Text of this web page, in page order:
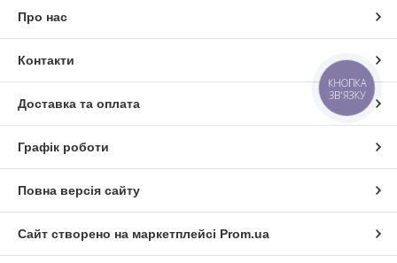
Про нас
Контакти
Доставка та оплата
Графік роботи
Повна версія сайту
Сайт створено на маркетплейсі Prom.ua
КНОПКА
ЗВ'ЯЗКУ